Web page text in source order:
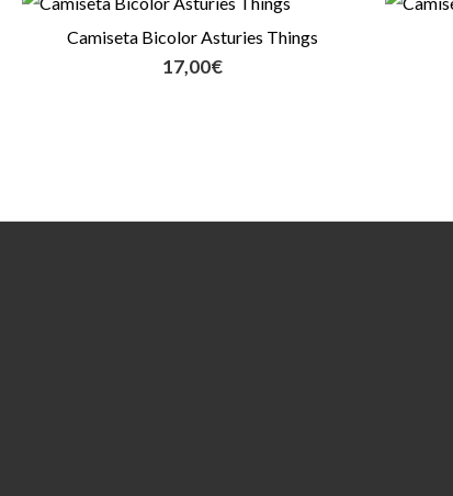
Camiseta Bicolor Asturies Things
17,00€